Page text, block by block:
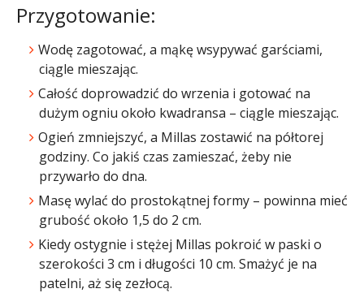
Przygotowanie:
Wodę zagotować, a mąkę wsypywać garściami,
ciągle mieszając.
Całość doprowadzić do wrzenia i gotować na
dużym ogniu około kwadransa – ciągle mieszając.
Ogień zmniejszyć, a Millas zostawić na półtorej
godziny. Co jakiś czas zamieszać, żeby nie
przywarło do dna.
Masę wylać do prostokątnej formy – powinna mieć
grubość około 1,5 do 2 cm.
Kiedy ostygnie i stężej Millas pokroić w paski o
szerokości 3 cm i długości 10 cm. Smażyć je na
patelni, aż się zezłocą.